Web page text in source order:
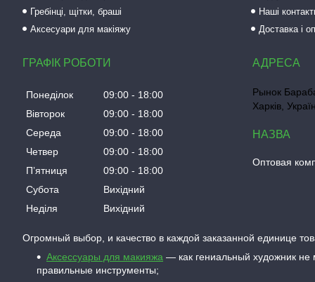
Гребінці, щітки, браші
Аксесуари для макіяжу
Наші
Доставка і
ГРАФІК РОБОТИ
Понеділок 09:00
18:00
Вівторок
09:00
18:00
Середа
09:00
18:00
Четвер
09:00
18:00
Пʼятниця
09:00
18:00
Субота
Вихідний
Неділя
Вихідний
Рынок
Харків,
Оптовая
Огромный выбор, и качество в каждой заказанной единице
Аксессуары для макияжа — как гениальный художник не
правильные инструменты;